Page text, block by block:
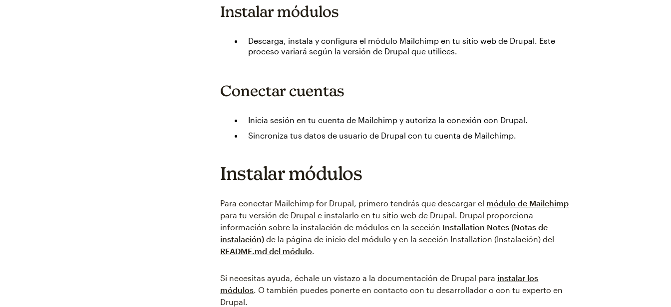
Instalar módulos
Descarga, instala y configura el módulo Mailchimp en tu sitio web de Drupal. Este
proceso variará según la versión de Drupal que utilices.
Conectar cuentas
Inicia sesión en tu cuenta de Mailchimp y autoriza la conexión con Drupal.
Sincroniza tus datos de usuario de Drupal con tu cuenta de Mailchimp.
Instalar módulos
Para conectar Mailchimp for Drupal, primero tendrás que descargar el módulo de Mailchimp
para tu versión de Drupal e instalarlo en tu sitio web de Drupal. Drupal proporciona
información sobre la instalación de módulos en la sección Installation Notes (Notas de
instalación) de la página de inicio del módulo y en la sección Installation (Instalación) del
README.md del módulo.
Si necesitas ayuda, échale un vistazo a la documentación de Drupal para instalar los
módulos. O también puedes ponerte en contacto con tu desarrollador o con tu experto en
Drupal.